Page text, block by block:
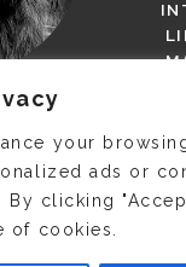
your
ads or
clicking
of cookies.
MAIS
QUI A
!